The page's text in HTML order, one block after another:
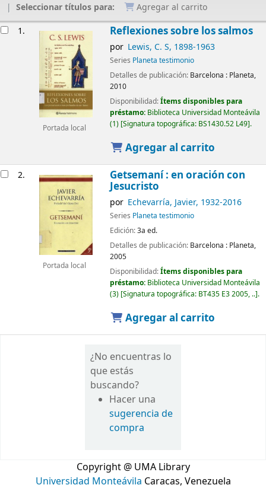
Seleccionar títulos para:
Agregar al carrito
1.
Portada local
Reflexiones sobre los salmos
por Lewis, C. S, 1898-1963
Series Planeta testimonio
Detalles de publicación: Barcelona : Planeta,
2010
Disponibilidad:Ítems disponibles para
préstamo: Biblioteca Universidad Monteávila
(1) Signatura topográfica: BS1430.52 L49 .
Agregar al carrito
2.
Portada local
Getsemaní : en oración con
Jesucristo
por Echevarría, Javier, 1932-2016
Series Planeta testimonio
Edición:3a ed.
Detalles de publicación: Barcelona : Planeta,
2005
Disponibilidad:Ítems disponibles para
préstamo: Biblioteca Universidad Monteávila
(3) Signatura topográfica: BT435 E3 2005, .. .
Agregar al carrito
¿No encuentras lo
que estás
buscando?
Hacer una
sugerencia de
compra
Copyright @ UMA Library
Universidad Monteávila Caracas, Venezuela